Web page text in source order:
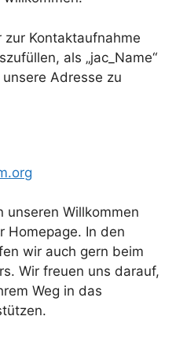
Kontaktaufnahme
als „jac_Name“
Adresse zu
unseren Willkommen
Homepage. In den
wir auch gern beim
Wir freuen uns darauf,
Weg in das